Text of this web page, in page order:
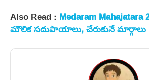
Also Read : Medaram Mahajatara
మౌలిక సదుపాయాలు, చేరుకునే మార్గాలు